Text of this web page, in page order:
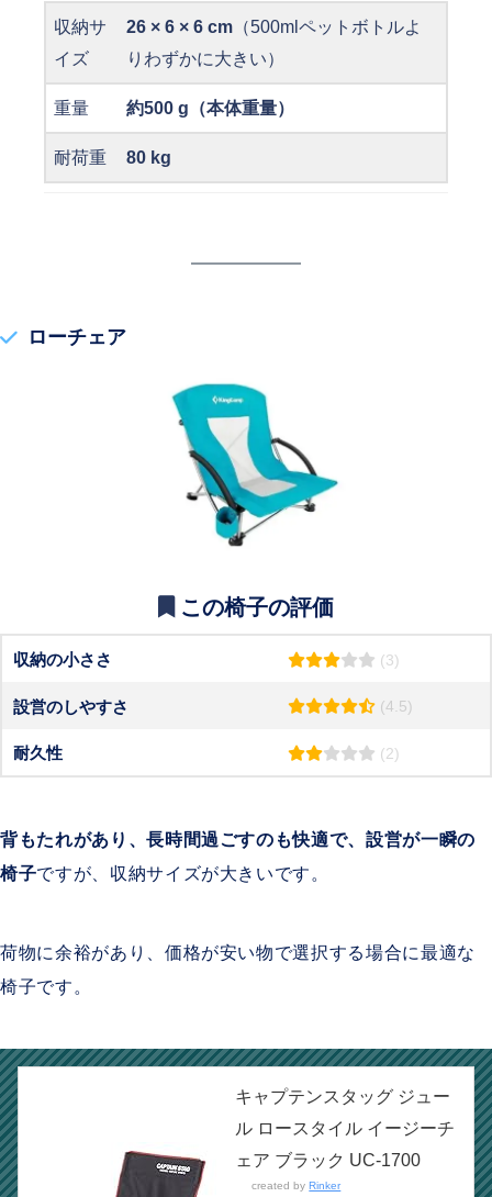
収納サ
イズ
26 × 6 × 6 cm （500mlペットボトルよ
りわずかに大きい）
重量 約500 g （本体重量）
耐荷重 80 kg
ローチェア
この椅子の評価
収納の小ささ (3)
設営のしやすさ (4.5)
耐久性 (2)
背もたれがあり、長時間過ごすのも快適で、設営が一瞬の
椅子ですが、収納サイズが大きいです。
荷物に余裕があり、価格が安い物で選択する場合に最適な
椅子です。
キャプテンスタッグ ジュー
ル ロースタイル イージーチ
ェア ブラック UC-1700
created byRinker